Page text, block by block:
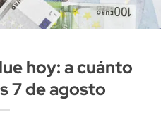
hoy: a cuánto
7 de agosto